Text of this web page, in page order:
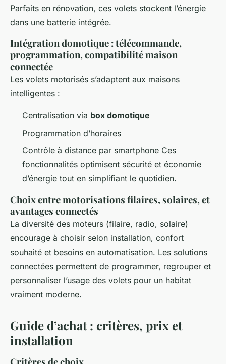
Parfaits en rénovation, ces volets stockent l’énergie
dans une batterie intégrée.
Intégration domotique : télécommande,
programmation, compatibilité maison
connectée
Les volets motorisés s’adaptent aux maisons
intelligentes :
Centralisation via box domotique
Programmation d’horaires
Contrôle à distance par smartphone Ces
fonctionnalités optimisent sécurité et économie
d’énergie tout en simplifiant le quotidien.
Choix entre motorisations filaires, solaires, et
avantages connectés
La diversité des moteurs (filaire, radio, solaire)
encourage à choisir selon installation, confort
souhaité et besoins en automatisation. Les solutions
connectées permettent de programmer, regrouper et
personnaliser l’usage des volets pour un habitat
vraiment moderne.
Guide d’achat : critères, prix et
installation